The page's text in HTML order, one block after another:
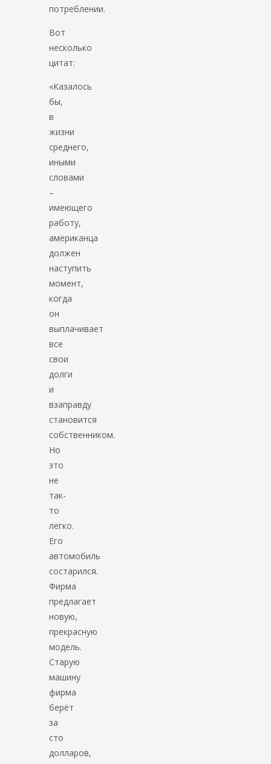
потреблении.
Вот
несколько
цитат:
«Казалось
бы,
в
жизни
среднего,
иными
словами
–
имеющего
работу,
американца
должен
наступить
момент,
когда
он
выплачивает
все
свои
долги
и
взаправду
становится
собственником.
Но
это
не
так-
то
легко.
Его
автомобиль
состарился.
Фирма
предлагает
новую,
прекрасную
модель.
Старую
машину
фирма
берёт
за
сто
долларов,